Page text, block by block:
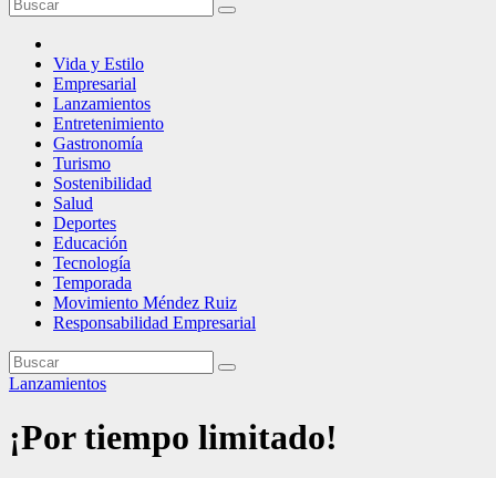
Vida y Estilo
Empresarial
Lanzamientos
Entretenimiento
Gastronomía
Turismo
Sostenibilidad
Salud
Deportes
Educación
Tecnología
Temporada
Movimiento Méndez Ruiz
Responsabilidad Empresarial
Lanzamientos
¡Por tiempo limitado!